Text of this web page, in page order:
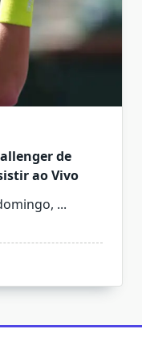
de
ao Vivo
...